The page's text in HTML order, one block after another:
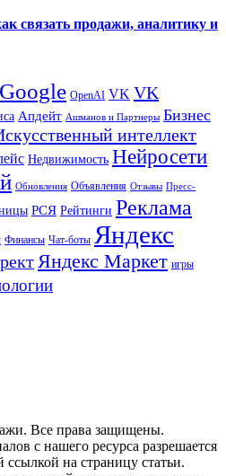
связать продажи, аналитику и
Google OpenAI VK VK
Апдейт Ашманов и Партнеры Бизнес
интеллект
Недвижимость Нейросети
Обновления Объявления Отзывы Пресс-
РСЯ Рейтинги Реклама
Финансы Чат-боты Яндекс
Яндекс Маркет игры
Все права защищены.
с нашего ресурса разрешается
ссылкой на страницу статьи.